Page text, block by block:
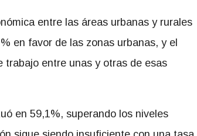
entre las áreas urbanas y rurales
en favor de las zonas urbanas, y el
trabajo entre unas y otras de esas
en 59,1%, superando los niveles